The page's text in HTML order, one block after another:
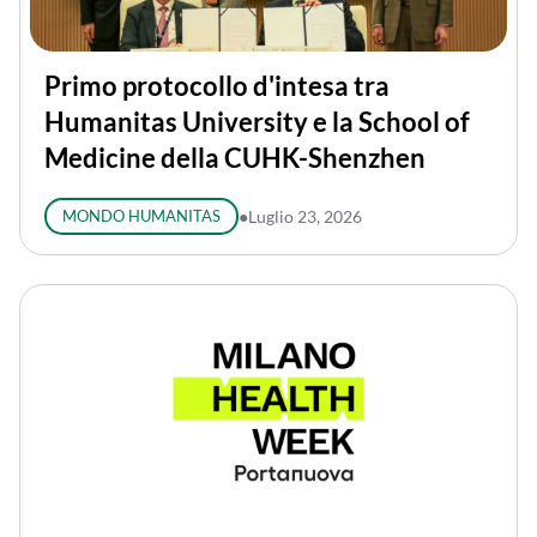
Primo protocollo d'intesa tra
Humanitas University e la School of
Medicine della CUHK-Shenzhen
MONDO HUMANITAS ●Luglio 23, 2026